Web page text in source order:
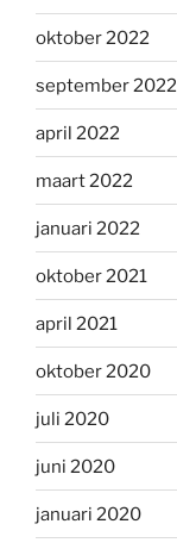
oktober 2022
september 2022
april 2022
maart 2022
januari 2022
oktober 2021
april 2021
oktober 2020
juli 2020
juni 2020
januari 2020